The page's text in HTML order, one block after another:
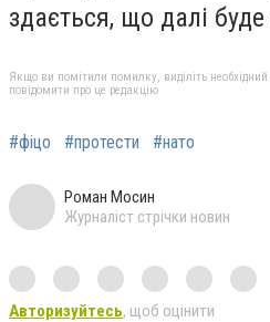
здається, що далі
Якщо ви помітили помилку, виділіть
повідомити про це редакцію
#фіцо #протести #нато
Роман Мосин
Журналіст стрічки новин
Авторизуйтесь, щоб оцінити